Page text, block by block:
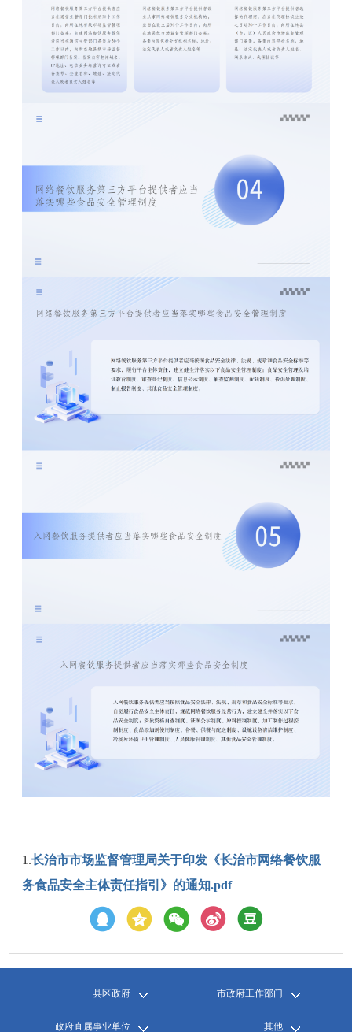
1.长治市市场监督管理局关于印发《长治市网络餐饮服
务食品安全主体责任指引》的通知.pdf
县区政府 市政府工作部门
政府直属事业单位 其他